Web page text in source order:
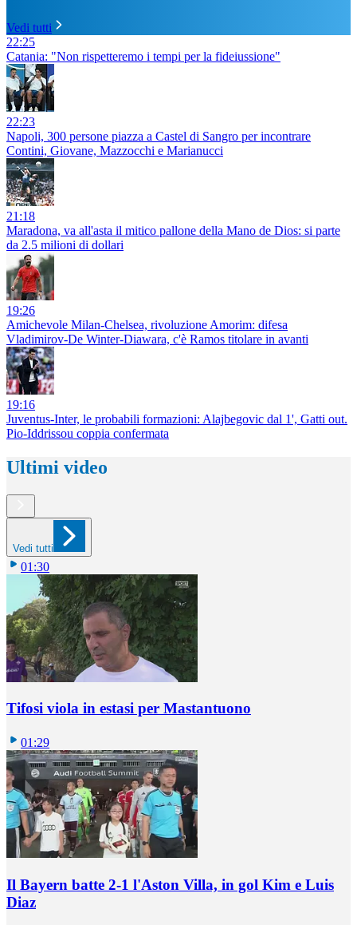
Vedi tutti
22:25
Catania: "Non rispetteremo i tempi per la fideiussione"
22:23
Napoli, 300 persone piazza a Castel di Sangro per incontrare
Contini, Giovane, Mazzocchi e Marianucci
21:18
Maradona, va all'asta il mitico pallone della Mano de Dios: si parte
da 2.5 milioni di dollari
19:26
Amichevole Milan-Chelsea, rivoluzione Amorim: difesa
Vladimirov-De Winter-Diawara, c'è Ramos titolare in avanti
19:16
Juventus-Inter, le probabili formazioni: Alajbegovic dal 1', Gatti out.
Pio-Iddrissou coppia confermata
Ultimi video
Vedi tutti
01:30
Tifosi viola in estasi per Mastantuono
01:29
Il Bayern batte 2-1 l'Aston Villa, in gol Kim e Luis
Diaz